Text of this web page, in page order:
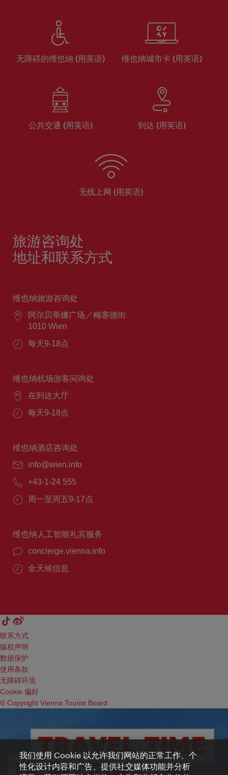
无障碍的维也纳 (用英语) 维也纳城市卡 (用英语)
公共交通 (用英语) 到达 (用英语)
无线上网 (用英语)
旅游咨询处
地址和联系方式
维也纳旅游咨询处
阿尔贝蒂娜广场／梅塞德街
1010 Wien
每天9-18点
维也纳机场游客问询处
在到达大厅
每天9-18点
维也纳酒店咨询处
info@wien.info
+43-1-24 555
周一至周五9-17点
维也纳人工智能礼宾服务
concierge.vienna.info
全天候信息
联系方式
版权声明
数据保护
使用条款
无障碍环境
Cookie 偏好
© Copyright Vienna Tourist Board
我们使用 Cookie 以允许我们网站的正常工作、个
性化设计内容和广告、提供社交媒体功能并分析